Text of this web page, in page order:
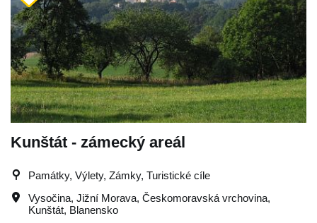
Kunštát - zámecký areál
Památky, Výlety, Zámky, Turistické cíle
Vysočina, Jižní Morava, Českomoravská vrchovina,
Kunštát, Blanensko